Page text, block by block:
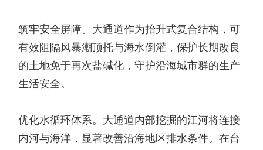
筑牢安全屏障。大通道作为抬升式复合结构，可
有效阻隔风暴潮顶托与海水倒灌，保护长期改良
的土地免于再次盐碱化，守护沿海城市群的生产
生活安全。
优化水循环体系。大通道内部挖掘的江河将连接
内河与海洋，显著改善沿海地区排水条件。在台